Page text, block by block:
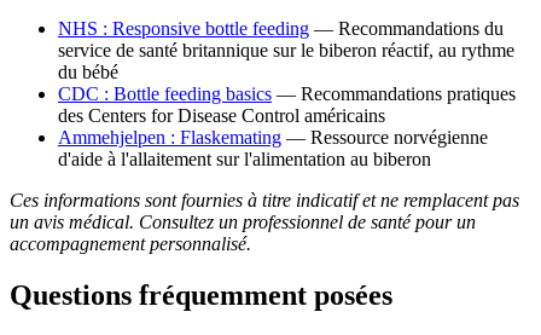
NHS : Responsive bottle feeding — Recommandations du
service de santé britannique sur le biberon réactif, au rythme
du bébé
CDC : Bottle feeding basics — Recommandations pratiques
des Centers for Disease Control américains
Ammehjelpen : Flaskemating — Ressource norvégienne
d'aide à l'allaitement sur l'alimentation au biberon
Ces informations sont fournies à titre indicatif et ne remplacent pas
un avis médical. Consultez un professionnel de santé pour un
accompagnement personnalisé.
Questions fréquemment posées